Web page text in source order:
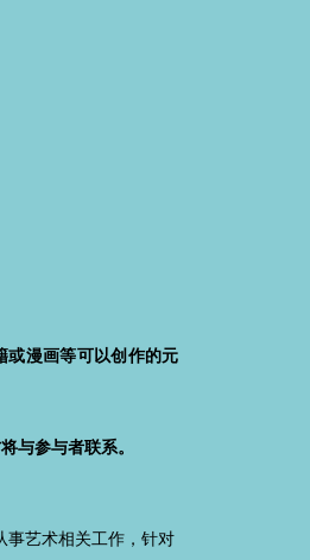
或漫画等可以创作的元
与参与者联系。
事艺术相关工作，针对